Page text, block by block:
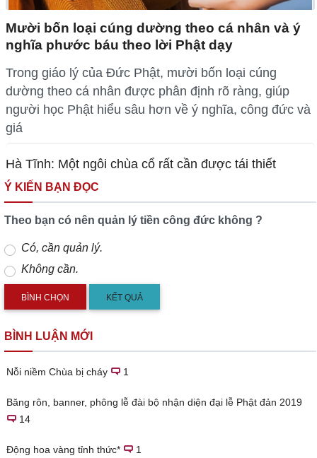
Mười bốn loại cúng dường theo cá nhân và ý
nghĩa phước báu theo lời Phật dạy
Trong giáo lý của Đức Phật, mười bốn loại cúng
dường theo cá nhân được phân định rõ ràng, giúp
người học Phật hiểu sâu hơn về ý nghĩa, công đức và
giá
Hà Tĩnh: Một ngôi chùa cổ rất cần được tái thiết
Ý KIẾN BẠN ĐỌC
Theo bạn có nên quản lý tiền công đức không ?
Có, cần quản lý.
Không cần.
KẾT QUẢ
BÌNH LUẬN MỚI
Nỗi niềm Chùa bị cháy 1
Băng rôn, banner, phông lễ đài bộ nhận diện đại lễ Phật đản 2019
14
Động hoa vàng tỉnh thức* 1